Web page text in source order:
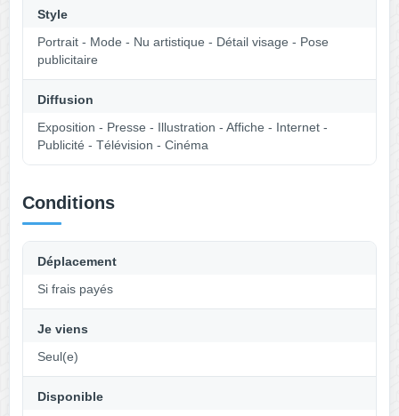
Style
Portrait - Mode - Nu artistique - Détail visage - Pose
publicitaire
Diffusion
Exposition - Presse - Illustration - Affiche - Internet -
Publicité - Télévision - Cinéma
Conditions
Déplacement
Si frais payés
Je viens
Seul(e)
Disponible